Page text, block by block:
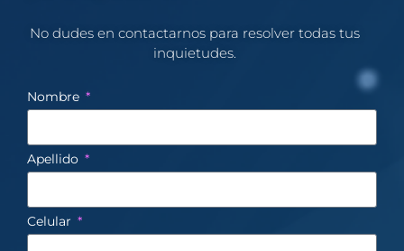
No dudes en contactarnos para resolver todas tus
inquietudes.​
Nombre
Apellido
Celular